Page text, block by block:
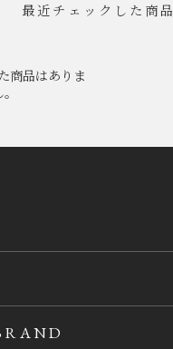
最近チェックした商品
商品はありま